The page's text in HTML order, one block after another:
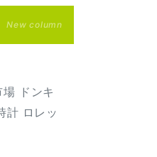
New column
ドンキ
計 ロレッ